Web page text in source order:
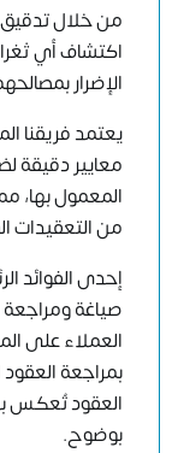
من خلال تدقيق
اكتشاف أي
الإضرار
يعتمد فريقنا
معايير دقيقة
المعمول بها،
من التعقيدات
إحدى الفوائد
صياغة
العملاء على
بمراجعة
العقود تُعكس
بوضوح.